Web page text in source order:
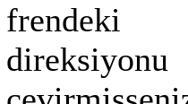
frendeki